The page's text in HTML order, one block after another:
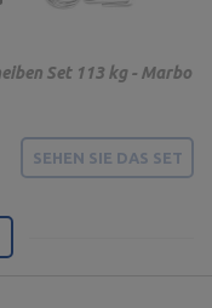
SEHEN SIE DAS SET
Set 113 kg - Marbo